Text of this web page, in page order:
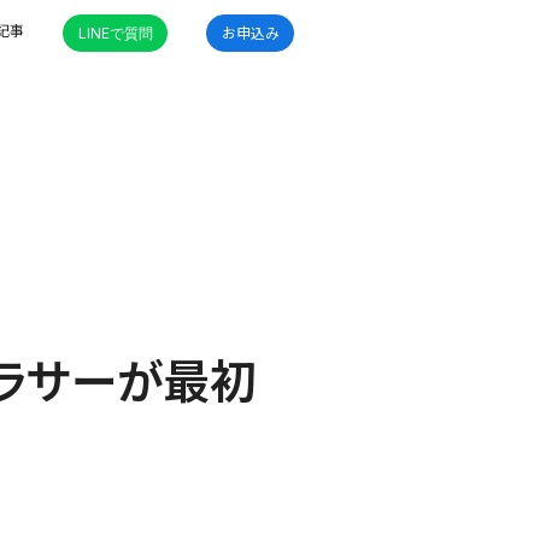
事 LINEで質問 お申込み
サーが最初